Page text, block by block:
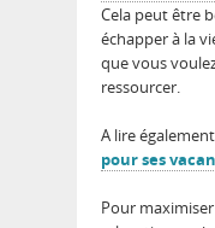
Cela peut être
échapper à la
que vous
ressourcer.
A lire
pour ses
Pour